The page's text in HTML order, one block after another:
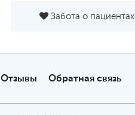
Забота о пациентах
Отзывы Обратная связь